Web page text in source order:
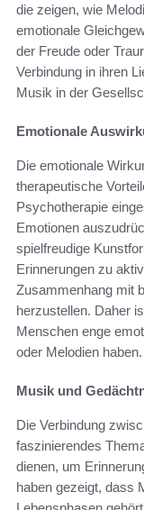
die zeigen, wie
emotionale
der Freude oder
Verbindung in ihren
Musik in der
Emotionale
Die emotionale
therapeutische
Psychotherapie
Emotionen
spielfreudige
Erinnerungen zu
Zusammenhang mit
herzustellen. Daher
Menschen enge
oder Melodien haben.
Musik und
Die Verbindung
faszinierendes
dienen, um
haben gezeigt, dass